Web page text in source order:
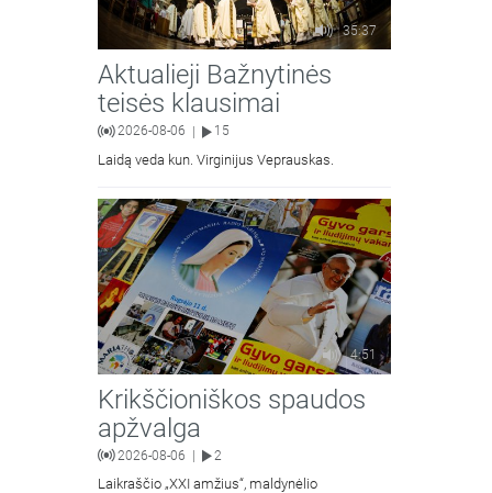
35:37
Aktualieji Bažnytinės
teisės klausimai
2026-08-06 15
Laidą veda kun. Virginijus Veprauskas.
4:51
Krikščioniškos spaudos
apžvalga
2026-08-06 2
Laikraščio „XXI amžius“, maldynėlio